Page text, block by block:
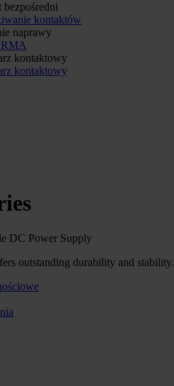
bezpośredni
kontaktów
naprawy
RMA
kontaktowy
kontaktowy
DC Power Supply
outstanding durability and stability.